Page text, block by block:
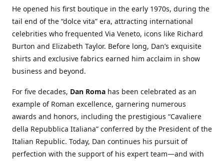
He opened his first boutique in the early 1970s, during the
tail end of the “dolce vita” era, attracting international
celebrities who frequented Via Veneto, icons like Richard
Burton and Elizabeth Taylor. Before long, Dan’s exquisite
shirts and exclusive fabrics earned him acclaim in show
business and beyond.
For five decades, Dan Roma has been celebrated as an
example of Roman excellence, garnering numerous
awards and honors, including the prestigious “Cavaliere
della Repubblica Italiana” conferred by the President of the
Italian Republic. Today, Dan continues his pursuit of
perfection with the support of his expert team—and with